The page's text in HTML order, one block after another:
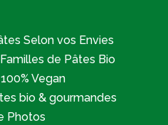
Selon vos Envies
de Pâtes Bio
Vegan
bio & gourmandes
Photos